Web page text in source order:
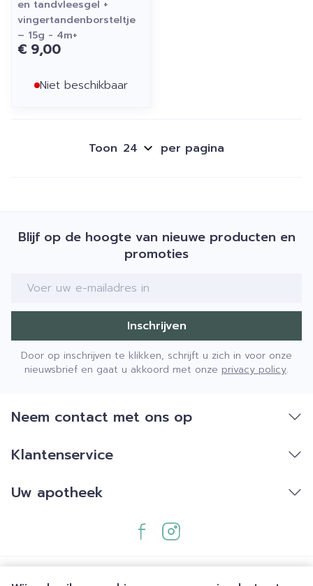
en tandvleesgel +
vingertandenborsteltje
– 15g - 4m+
€ 9,00
Niet beschikbaar
Toon per pagina
Blijf op de hoogte van nieuwe producten en
promoties
E-mail adres
Inschrijven
Door op inschrijven te klikken, schrijft u zich in voor onze
nieuwsbrief en gaat u akkoord met onze privacy policy.
Neem contact met ons op
Klantenservice
Uw apotheek